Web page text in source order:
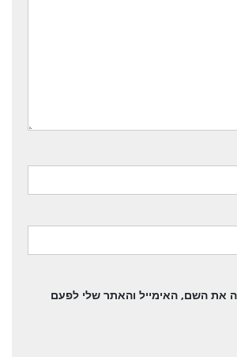
את השם, האימייל והאתר שלי לפעם